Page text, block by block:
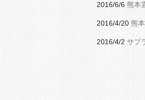
2016/6/6 熊本
2016/4/20 熊
2016/4/2 サプ